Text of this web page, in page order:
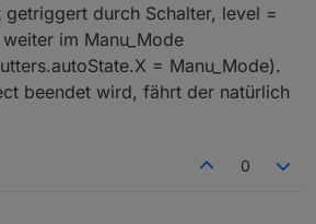
durch Schalter, level =
im Manu_Mode
= Manu_Mode).
beendet wird, fährt der natürlich
0